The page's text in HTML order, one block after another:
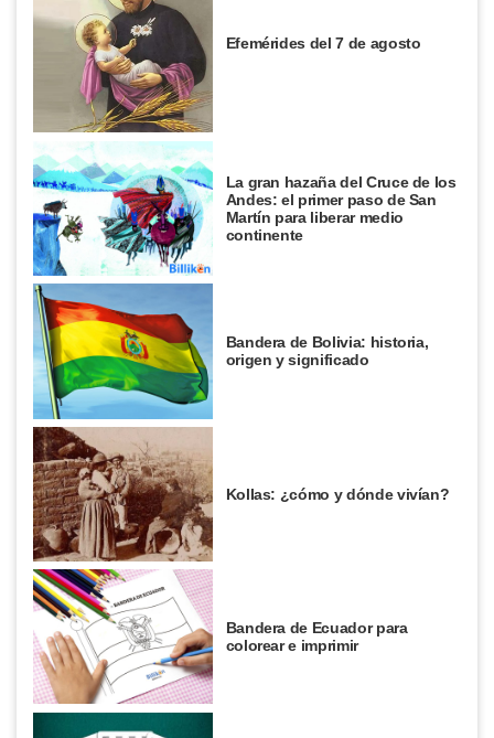
Efemérides del 7 de agosto
La gran hazaña del Cruce de los
Andes: el primer paso de San
Martín para liberar medio
continente
Bandera de Bolivia: historia,
origen y significado
Kollas: ¿cómo y dónde vivían?
Bandera de Ecuador para
colorear e imprimir